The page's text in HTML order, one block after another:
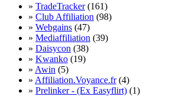
» TradeTracker (161)
» Club Affiliation (98)
» Webgains (47)
» Mediaffiliation (39)
» Daisycon (38)
» Kwanko (19)
» Awin (5)
» Affiliation.Voyance.fr (4)
» Prelinker - (Ex Easyflirt) (1)